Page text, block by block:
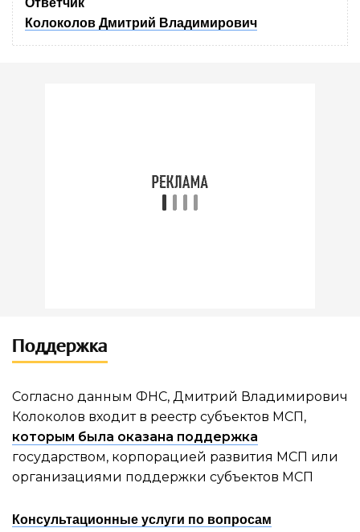
Колоколов Дмитрий Владимирович
Поддержка
Согласно данным ФНС, Дмитрий Владимирович
Колоколов входит в реестр субъектов МСП,
которым была оказана поддержка
государством, корпорацией развития МСП или
организациями поддержки субъектов МСП
Консультационные услуги по вопросам